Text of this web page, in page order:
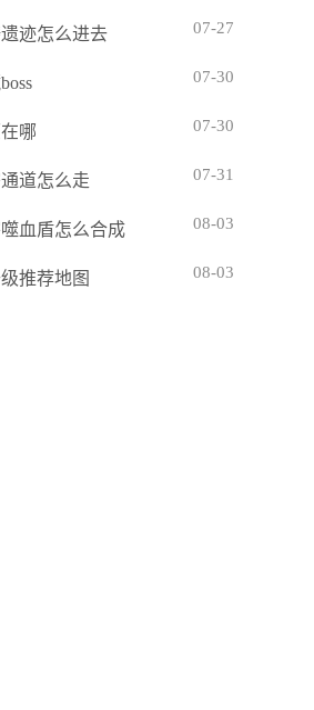
迹怎么进去 07-27
07-30
哪 07-30
道怎么走 07-31
血盾怎么合成 08-03
推荐地图 08-03